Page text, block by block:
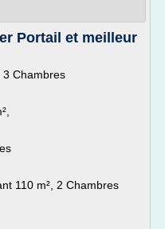
Portail et meilleur
3 Chambres
110 m², 2 Chambres